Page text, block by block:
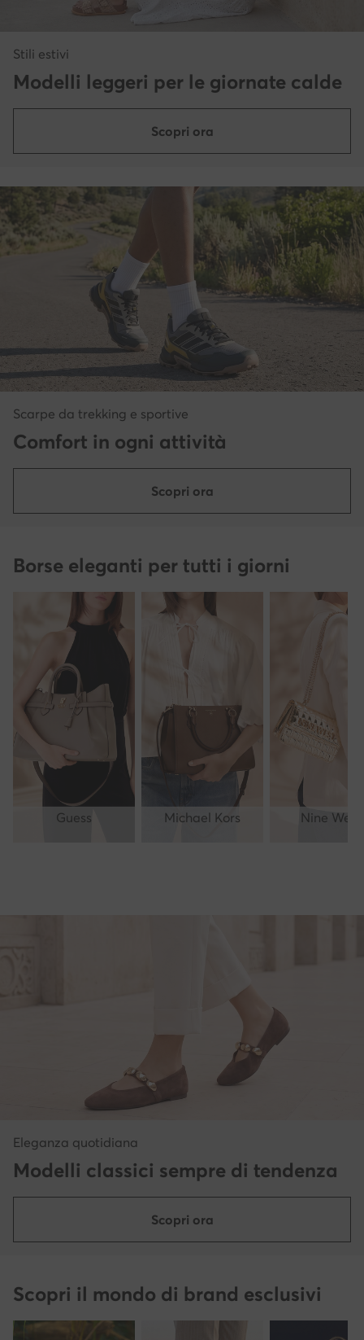
Stili estivi
Modelli leggeri per le giornate calde
Scopri ora
Scarpe da trekking e sportive
Comfort in ogni attività
Scopri ora
Borse eleganti per tutti i giorni
Guess Michael Kors Nine West
Eleganza quotidiana
Modelli classici sempre di tendenza
Scopri ora
Scopri il mondo di brand esclusivi